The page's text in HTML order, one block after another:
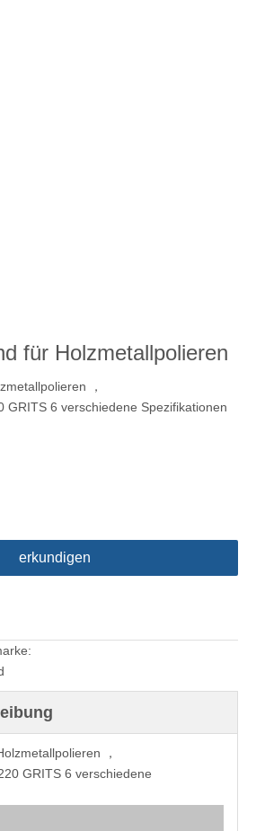
für Holzmetallpolieren
，
GRITS 6 verschiedene Spezifikationen
erkundigen
，
GRITS 6 verschiedene